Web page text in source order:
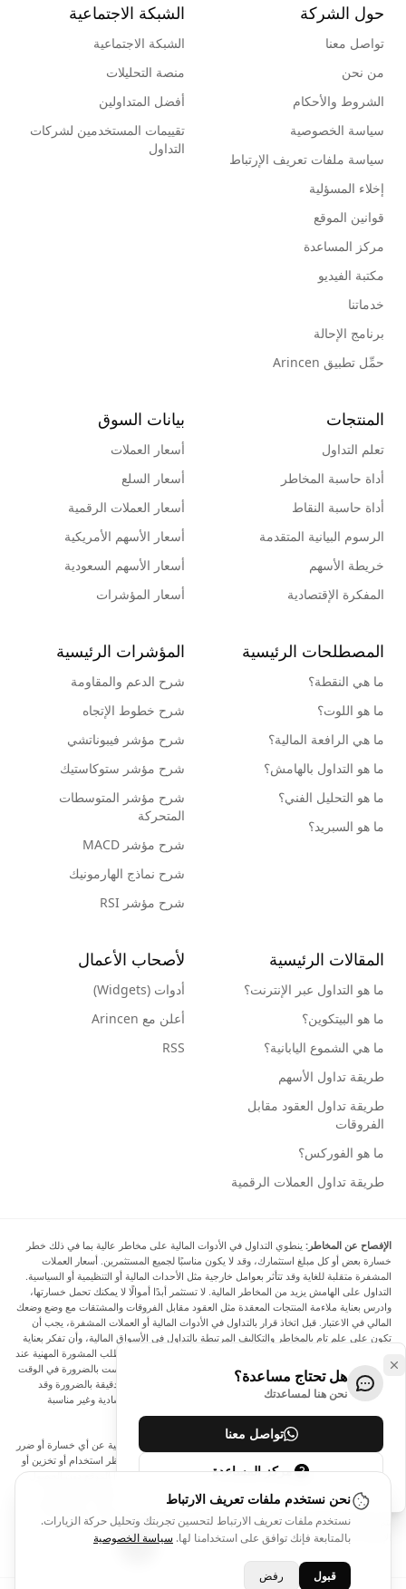
حول الشركة
تواصل معنا
من نحن
الشروط والأحكام
سياسة الخصوصية
سياسة ملفات تعريف الإرتباط
إخلاء المسؤلية
قوانين الموقع
مركز المساعدة
مكتبة الفيديو
خدماتنا
برنامج الإحالة
حمِّل تطبيق Arincen
الشبكة الاجتماعية
الشبكة الاجتماعية
منصة التحليلات
أفضل المتداولين
تقييمات المستخدمين لشركات
التداول
المنتجات
تعلم التداول
أداة حاسبة المخاطر
أداة حاسبة النقاط
الرسوم البيانية المتقدمة
خريطة الأسهم
المفكرة الإقتصادية
بيانات السوق
أسعار العملات
أسعار السلع
أسعار العملات الرقمية
أسعار الأسهم الأمريكية
أسعار الأسهم السعودية
أسعار المؤشرات
المصطلحات الرئيسية
ما هي النقطة؟
ما هو اللوت؟
ما هي الرافعة المالية؟
ما هو التداول بالهامش؟
ما هو التحليل الفني؟
ما هو السبريد؟
المؤشرات الرئيسية
شرح الدعم والمقاومة
شرح خطوط الإتجاه
شرح مؤشر فيبوناتشي
شرح مؤشر ستوكاستيك
شرح مؤشر المتوسطات
المتحركة
شرح مؤشر MACD
شرح نماذج الهارمونيك
شرح مؤشر RSI
المقالات الرئيسية
ما هو التداول عبر الإنترنت؟
ما هو البيتكوين؟
ما هي الشموع اليابانية؟
طريقة تداول الأسهم
طريقة تداول العقود مقابل
الفروقات
ما هو الفوركس؟
طريقة تداول العملات الرقمية
لأصحاب الأعمال
أدوات (Widgets)
أعلن مع Arincen
RSS
الإفصاح عن المخاطر: ينطوي التداول في الأدوات المالية على مخاطر عالية بما في ذلك خطر
خسارة بعض أو كل مبلغ استثمارك، وقد لا يكون مناسبًا لجميع المستثمرين. أسعار العملات
المشفرة متقلبة للغاية وقد تتأثر بعوامل خارجية مثل الأحداث المالية أو التنظيمية أو السياسية.
التداول على الهامش يزيد من المخاطر المالية. لا تستثمر أبدًا أموالًا لا يمكنك تحمل خسارتها،
وادرس بعناية ملاءمة المنتجات المعقدة مثل العقود مقابل الفروقات والمشتقات مع وضع وضعك
المالي في الاعتبار. قبل اتخاذ قرار بالتداول في الأدوات المالية أو العملات المشفرة، يجب أن
تكون على علم تام بالمخاطر والتكاليف المرتبطة بالتداول في الأسواق المالية، وأن تفكر بعناية
في أهدافك الاستثمارية ومستوى خبرتك ورغبتك في المخاطرة، وأن تطلب المشورة المهنية عند
الحاجة. تود Arincen أن تذكرك بأن البيانات الواردة في هذا الموقع ليست بالضرورة في الوقت
الفعلي وليست دقيقة. البيانات والأسعار الموجودة على الموقع ليست دقيقة بالضرورة وقد
تختلف عن السعر الفعلي في أي سوق معينة، مما يعني أن الأسعار إرشادية وغير مناسبة
لأغراض التداول.
لن يتحمل Arincen وأي مزود للبيانات الواردة في هذا الموقع المسؤولية عن أي خسارة أو ضرر
نتيجة لتداولك، أو اعتمادك على المعلومات الواردة في هذا الموقع. يحظر استخدام أو تخزين أو
إعادة إنتاج أو عرض أو تعديل أو نقل أو توزيع البيانات الموجودة في هذا الموقع دون الحصول
على إذن كتابي صريح مسبق من Arincen و/أو مزود البيانات. جميع حقوق الملكية الفكرية
محفوظة من قبل مقدمي الخدمة و/أو البورصة التي تقدم البيانات الواردة في هذا الموقع. قد
يتم تعويض Arincen من قبل المعلنين الذين يظهرون على الموقع، بناءً على تفاعلك مع
الإعلانات أو المعلنين.
هل تحتاج مساعدة؟
نحن هنا لمساعدتك
تواصل معنا
مركز المساعدة
نحن نستخدم ملفات تعريف الارتباط
نستخدم ملفات تعريف الارتباط لتحسين تجربتك وتحليل حركة الزيارات.
بالمتابعة فإنك توافق على استخدامنا لها. سياسة الخصوصية
قبول رفض